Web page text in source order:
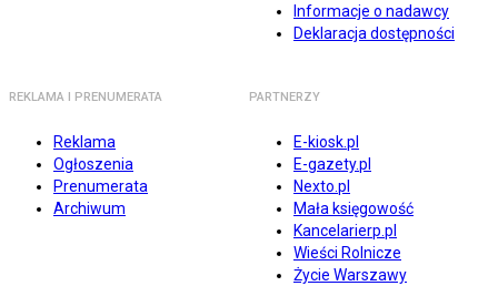
Informacje o nadawcy
Deklaracja dostępności
REKLAMA I PRENUMERATA
Reklama
Ogłoszenia
Prenumerata
Archiwum
PARTNERZY
E-kiosk.pl
E-gazety.pl
Nexto.pl
Mała księgowość
Kancelarierp.pl
Wieści Rolnicze
Życie Warszawy